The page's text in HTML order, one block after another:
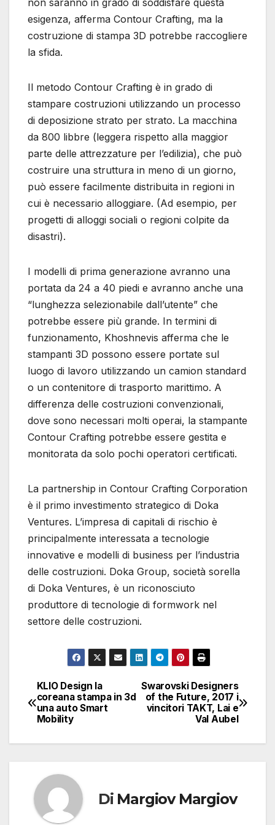
non saranno in grado di soddisfare questa
esigenza, afferma Contour Crafting, ma la
costruzione di stampa 3D potrebbe raccogliere
la sfida.
Il metodo Contour Crafting è in grado di
stampare costruzioni utilizzando un processo
di deposizione strato per strato. La macchina
da 800 libbre (leggera rispetto alla maggior
parte delle attrezzature per l’edilizia), che può
costruire una struttura in meno di un giorno,
può essere facilmente distribuita in regioni in
cui è necessario alloggiare. (Ad esempio, per
progetti di alloggi sociali o regioni colpite da
disastri).
I modelli di prima generazione avranno una
portata da 24 a 40 piedi e avranno anche una
“lunghezza selezionabile dall’utente” che
potrebbe essere più grande. In termini di
funzionamento, Khoshnevis afferma che le
stampanti 3D possono essere portate sul
luogo di lavoro utilizzando un camion standard
o un contenitore di trasporto marittimo. A
differenza delle costruzioni convenzionali,
dove sono necessari molti operai, la stampante
Contour Crafting potrebbe essere gestita e
monitorata da solo pochi operatori certificati.
La partnership in Contour Crafting Corporation
è il primo investimento strategico di Doka
Ventures. L’impresa di capitali di rischio è
principalmente interessata a tecnologie
innovative e modelli di business per l’industria
delle costruzioni. Doka Group, società sorella
di Doka Ventures, è un riconosciuto
produttore di tecnologie di formwork nel
settore delle costruzioni.
Navigazione
articoli
Swarovski Designers
of the Future, 2017 i
vincitori TAKT, Lai e
Val Aubel
KLIO Design la
coreana stampa in 3d
una auto Smart
Mobility
Di Margiov Margiov